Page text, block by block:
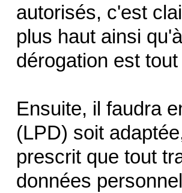
autorisés, c'est
plus haut ainsi
dérogation est
Ensuite, il faudra
(LPD) soit
prescrit que tout
données